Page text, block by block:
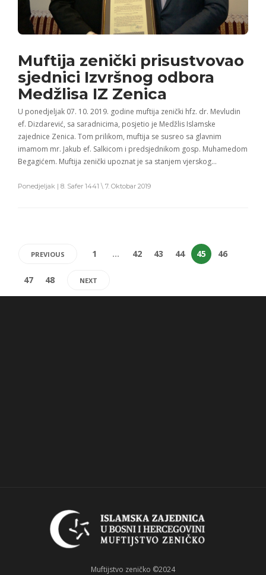
Muftija zenički prisustvovao
sjednici Izvršnog odbora
Medžlisa IZ Zenica
U ponedjeljak 07. 10. 2019. godine muftija zenički hfz. dr. Mevludin
ef. Dizdarević, sa saradnicima, posjetio je Medžlis Islamske
zajednice Zenica. Tom prilikom, muftija se susreo sa glavnim
imamom mr. Jakub ef. Salkicom i predsjednikom gosp. Muhamedom
Begagićem. Muftija zenički upoznat je sa stanjem vjerskog…
Ponedjeljak | 8. Safer 1441 \ 7. Oktobar 2019
PREVIOUS 1 … 42 43 44 45 46
47 48 NEXT
Muftijstvo zeničko ©2024